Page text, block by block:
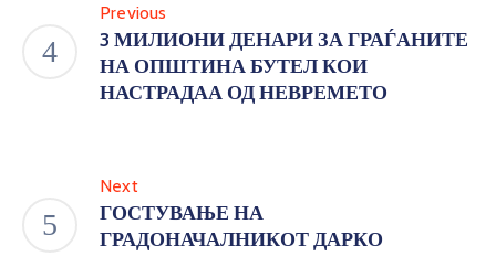
Previous
3 МИЛИОНИ ДЕНАРИ ЗА ГРАЃАНИТЕ
НА ОПШТИНА БУТЕЛ КОИ
НАСТРАДАА ОД НЕВРЕМЕТО
Next
ГОСТУВАЊЕ НА
ГРАДОНАЧАЛНИКОТ ДАРКО